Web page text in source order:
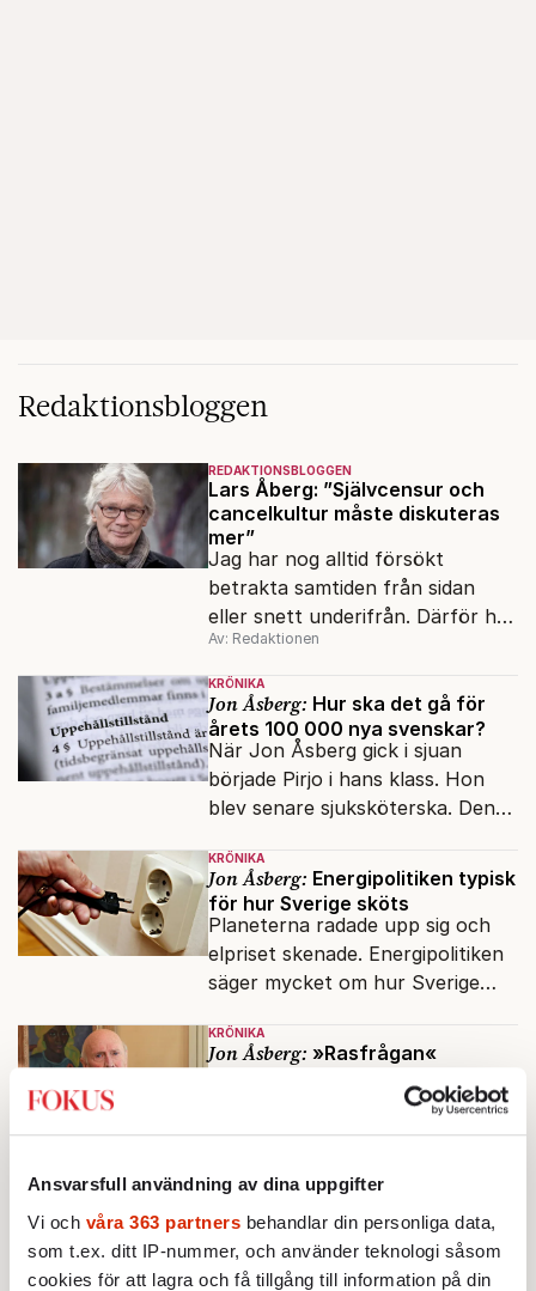
Ansvarsfull användning av dina uppgifter
Vi och våra 363 partners behandlar din personliga data,
som t.ex. ditt IP-nummer, och använder teknologi såsom
cookies för att lagra och få tillgång till information på din
Redaktionsbloggen
REDAKTIONSBLOGGEN
Lars Åberg: ”Självcensur och
cancelkultur måste diskuteras
mer”
Jag har nog alltid försökt
betrakta samtiden från sidan
eller snett underifrån. Därför har
mina reportage ofta handlat om
minoriteter och
värderingskonflikter, säger Lars
Åberg, ny krönikör på Fokus.
Av: Redaktionen
KRÖNIKA
Jon Åsberg: Hur ska det gå för
årets 100 000 nya svenskar?
När Jon Åsberg gick i sjuan
började Pirjo i hans klass. Hon
blev senare sjuksköterska. Den
för många av dagens nya
svenskar.
KRÖNIKA
Jon Åsberg: Energipolitiken typisk
för hur Sverige sköts
Planeterna radade upp sig och
elpriset skenade. Energipolitiken
säger mycket om hur Sverige
KRÖNIKA
Jon Åsberg: »Rasfrågan«
F W de Klerks ursäktsvideo gick
Jon Åsberg:Helikopterskandalen
ett haveri av kolossalformat
Miljarder har gått till ingenting,